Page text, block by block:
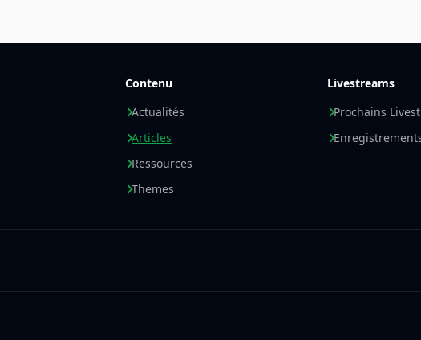
Contenu
Actualités
Articles
Ressources
Themes
Livestreams
Prochains